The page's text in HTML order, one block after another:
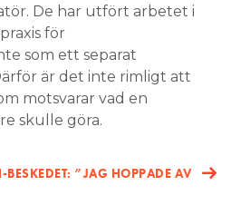
De har utfört arbetet i
för
som ett separat
är det inte rimligt att
motsvarar vad en
skulle göra.
BESKEDET: ”JAG HOPPADE AV